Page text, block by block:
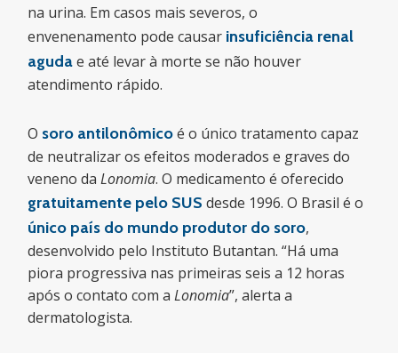
na urina. Em casos mais severos, o
envenenamento pode causar insuficiência renal
agudae até levar à morte se não houver
atendimento rápido.
O soro antilonômicoé o único tratamento capaz
de neutralizar os efeitos moderados e graves do
veneno daLonomia. O medicamento é oferecido
gratuitamente pelo SUSdesde 1996. O Brasil é o
único país do mundo produtor do soro,
desenvolvido pelo Instituto Butantan. “Há uma
piora progressiva nas primeiras seis a 12 horas
após o contato com aLonomia”, alerta a
dermatologista.